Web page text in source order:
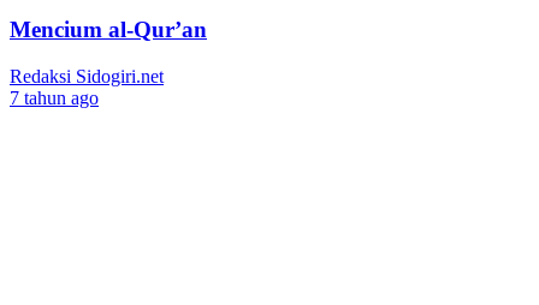
Mencium al-Qur’an
Redaksi Sidogiri.net
7 tahun ago